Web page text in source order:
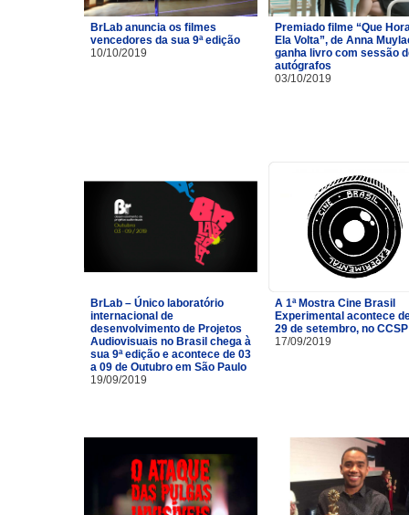
BrLab anuncia os filmes
vencedores da sua 9ª edição
10/10/2019
Premiado filme “Que
Ela Volta”, de Anna
ganha livro com sessão
autógrafos
03/10/2019
BrLab – Único laboratório
internacional de
desenvolvimento de Projetos
Audiovisuais no Brasil chega à
sua 9ª edição e acontece de 03
a 09 de Outubro em São Paulo
19/09/2019
A 1ª Mostra Cine Brasil
Experimental acontece
29 de setembro, no CCSP
17/09/2019